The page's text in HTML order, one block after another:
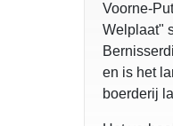
Voorne-
Welplaat"
en is het
boerderij